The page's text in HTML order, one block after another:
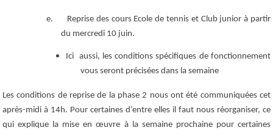
e. Reprise des cours Ecole de tennis et Club junior à partir
du mercredi 10 juin.
Ici aussi, les conditions spécifiques de fonctionnement
vous seront précisées dans la semaine
Les conditions de reprise de la phase 2 nous ont été communiquées cet
après-midi à 14h. Pour certaines d’entre elles il faut nous réorganiser, ce
qui explique la mise en œuvre à la semaine prochaine pour certaines